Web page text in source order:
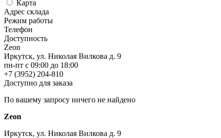
Карта
Адрес склада
Режим работы
Телефон
Доступность
Zeon
Иркутск, ул. Николая Вилкова д. 9
пн-пт с 09:00 до 18:00
+7 (3952) 204-810
Доступно для заказа
По вашему запросу ничего не найдено
Zeon
Иркутск, ул. Николая Вилкова д. 9